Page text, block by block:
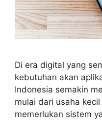
Di era digital yang
kebutuhan akan
Indonesia semakin
mulai dari usaha
memerlukan sistem